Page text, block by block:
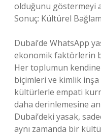
olduğunu göstermeyi
Sonuç: Kültürel
Dubai’de WhatsApp
ekonomik faktörlerin
Her toplumun
biçimleri ve kimlik inşa
kültürlerle empati
daha derinlemesine
Dubai’deki yasak,
aynı zamanda bir